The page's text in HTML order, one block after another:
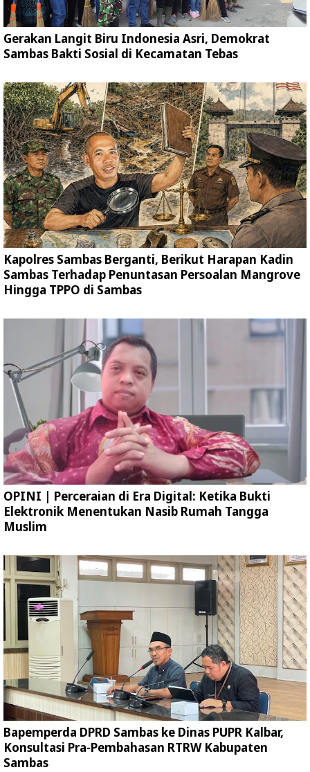
Gerakan Langit Biru Indonesia Asri, Demokrat
Sambas Bakti Sosial di Kecamatan Tebas
Kapolres Sambas Berganti, Berikut Harapan Kadin
Sambas Terhadap Penuntasan Persoalan Mangrove
Hingga TPPO di Sambas
OPINI | Perceraian di Era Digital: Ketika Bukti
Elektronik Menentukan Nasib Rumah Tangga
Muslim
Bapemperda DPRD Sambas ke Dinas PUPR Kalbar,
Konsultasi Pra-Pembahasan RTRW Kabupaten
Sambas